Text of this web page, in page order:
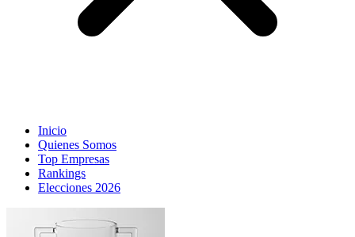
Inicio
Quienes Somos
Top Empresas
Rankings
Elecciones 2026